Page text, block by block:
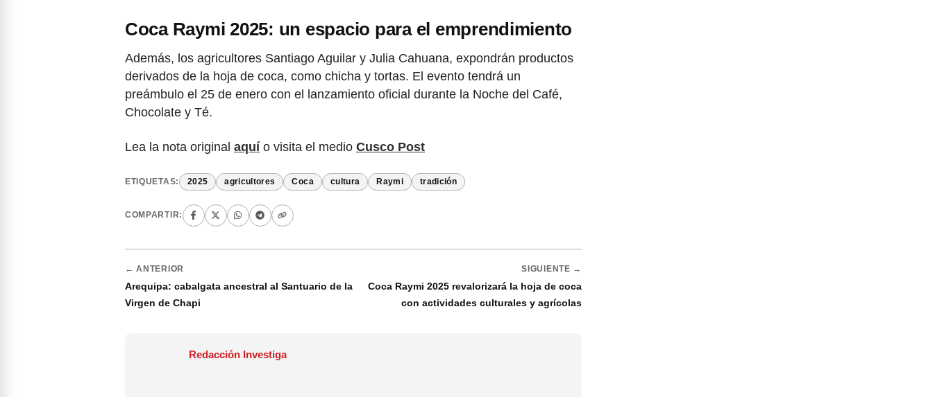
Coca Raymi 2025: un espacio para el emprendimiento
Además, los agricultores Santiago Aguilar y Julia Cahuana, expondrán productos
derivados de la hoja de coca, como chicha y tortas. El evento tendrá un
preámbulo el 25 de enero con el lanzamiento oficial durante la Noche del Café,
Chocolate y Té.
Lea la nota original aquí o visita el medio Cusco Post
ETIQUETAS: 2025 agricultores Coca cultura Raymi tradición
COMPARTIR:
← ANTERIOR
Arequipa: cabalgata ancestral al Santuario de la
Virgen de Chapi
SIGUIENTE →
Coca Raymi 2025 revalorizará la hoja de coca
con actividades culturales y agrícolas
Redacción Investiga